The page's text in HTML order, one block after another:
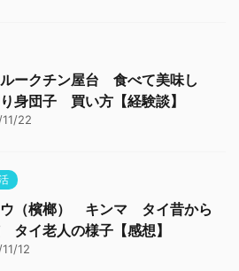
ークチン屋台 食べて美味し
身団子 買い方【経験談】
22
ウ（檳榔） キンマ タイ昔から
タイ老人の様子【感想】
12